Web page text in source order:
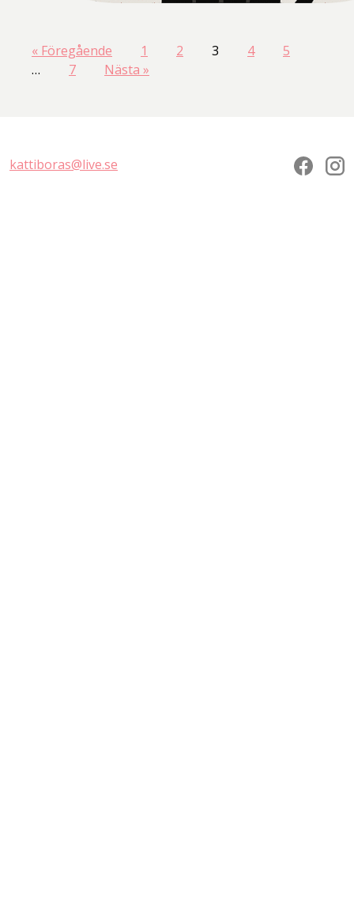
Sidnumrering
« Föregående 1 2 3 4
5
…
7 Nästa »
kattiboras@live.se